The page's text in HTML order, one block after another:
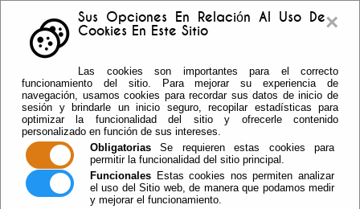
×
Sus Opciones En Relación Al Uso De
Cookies En Este Sitio
Las cookies son importantes para el correcto
funcionamiento del sitio. Para mejorar su experiencia de
navegación, usamos cookies para recordar sus datos de inicio de
sesión y brindarle un inicio seguro, recopilar estadísticas para
optimizar la funcionalidad del sitio y ofrecerle contenido
personalizado en función de sus intereses.
Obligatorias Se requieren estas cookies para
permitir la funcionalidad del sitio principal.
Funcionales Estas cookies nos permiten analizar
el uso del Sitio web, de manera que podamos medir
y mejorar el funcionamiento.
Telf: 950.55.30.69 -
950.55.36.37 Fax: 950.55.35.41